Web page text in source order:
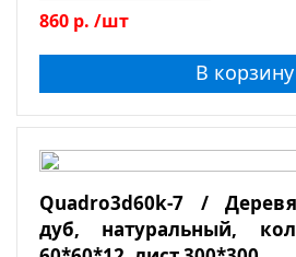
860 р. /шт
В корзину
Quadro3d60k-7 /
дуб, натуральный,